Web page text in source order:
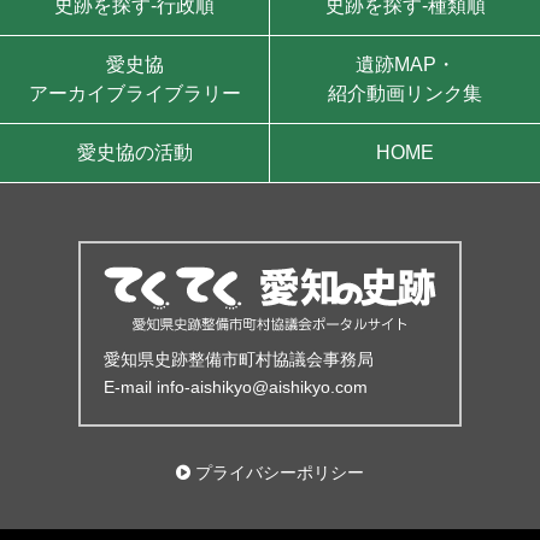
史跡を探す-行政順 史跡を探す-種類順
愛史協
アーカイブライブラリー
遺跡MAP・
紹介動画リンク集
愛史協の活動 HOME
サイト情報
愛知県史跡整備市町村協議会事務局
E-mail info-aishikyo@aishikyo.com
プライバシーポリシー